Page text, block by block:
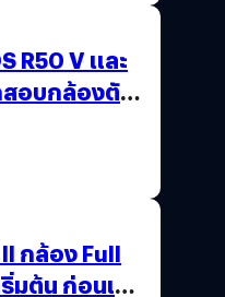
R50 V และ
สอบกล้องตัว
กล้อง Full
มต้น ก่อนเปิด